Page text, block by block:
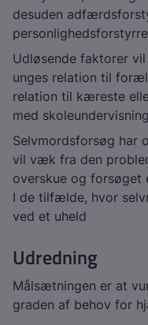
desuden
Udløsende faktorer
unges relation til
relation til kæreste
med skoleundervisning
Selvmordsforsøg har
vil væk fra den
overskue og
I de tilfælde, hvor
ved et uheld
Udredning
Målsætningen er at
graden af behov for